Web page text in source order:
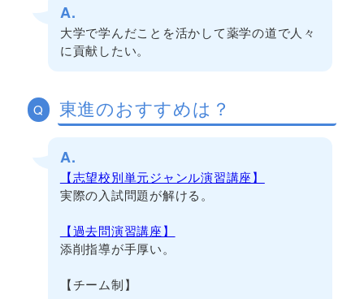
A.
大学で学んだことを活かして薬学の道で人々
に貢献したい。
Q 東進のおすすめは？
A.
【志望校別単元ジャンル演習講座】
実際の入試問題が解ける。
【過去問演習講座】
添削指導が手厚い。
【チーム制】